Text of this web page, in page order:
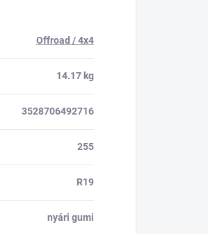
Offroad / 4x4
14.17 kg
3528706492716
255
R19
nyári gumi